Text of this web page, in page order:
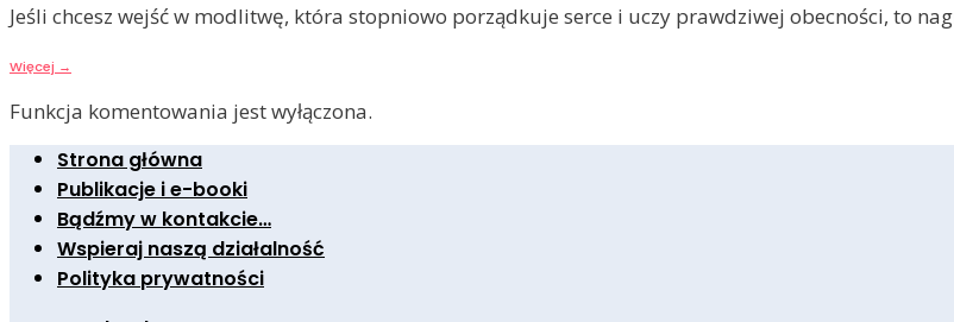
Jeśli chcesz wejść w modlitwę, która stopniowo porządkuje serce i uczy prawdziwej obecności, to
Więcej →
Funkcja komentowania jest wyłączona.
Strona główna
Publikacje i e-booki
Bądźmy w kontakcie…
Wspieraj naszą działalność
Polityka prywatności